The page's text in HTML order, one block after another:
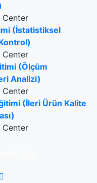
Center
(İstatistiksel
Center
(Ölçüm
Analizi)
Center
(İleri Ürün Kalite
Center